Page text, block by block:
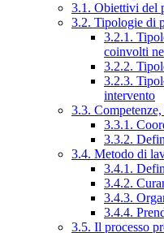
3.1. Obiettivi del
3.2. Tipologie di
3.2.1.
coinvolti
3.2.2.
3.2.3.
intervento
3.3.
3.3.1.
3.3.2.
3.4. Metodo di
3.4.1.
3.4.2.
3.4.3.
3.4.4.
3.5. Il processo